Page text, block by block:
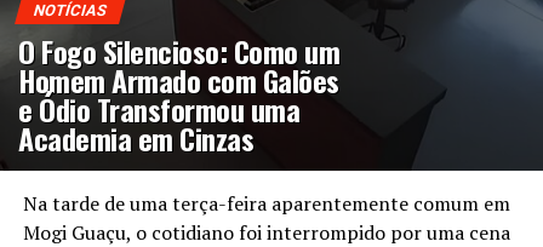
NOTÍCIAS
O Fogo Silencioso: Como um
Homem Armado com Galões
e Ódio Transformou uma
Academia em Cinzas
Na tarde de uma terça-feira aparentemente comum em
Mogi Guaçu, o cotidiano foi interrompido por uma cena